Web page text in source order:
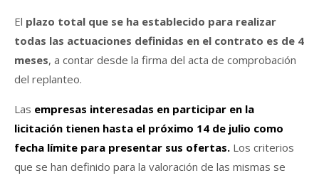
El plazo total que se ha establecido para realizar
todas las actuaciones definidas en el contrato es de 4
meses, a contar desde la firma del acta de comprobación
del replanteo.
Las empresas interesadas en participar en la
licitación tienen hasta el próximo 14 de julio como
fecha límite para presentar sus ofertas. Los criterios
que se han definido para la valoración de las mismas se